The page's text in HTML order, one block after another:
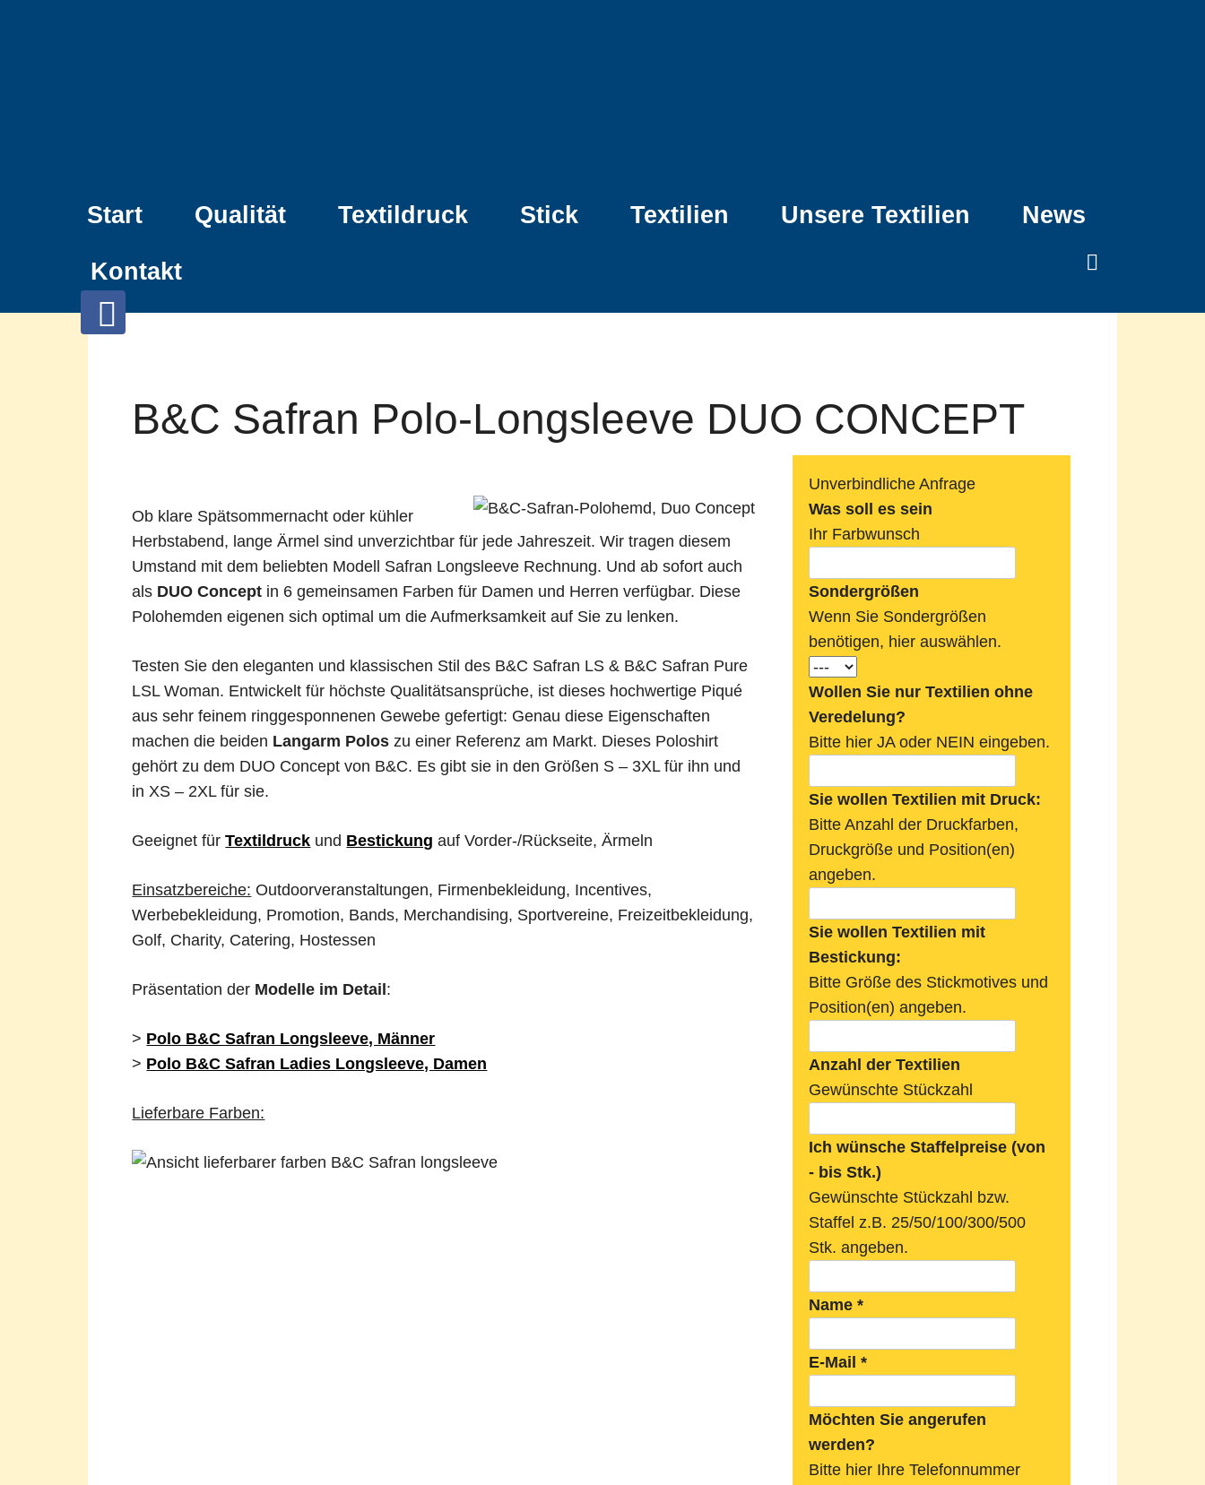
auf
Start Qualität Textildruck Stick Textilien Unsere Textilien News
Kontakt
B&C Safran Polo-Longsleeve DUO CONCEPT
Ob klare Spätsommernacht oder kühler
Herbstabend, lange Ärmel sind unverzichtbar für jede Jahreszeit. Wir tragen diesem
Umstand mit dem beliebten Modell Safran Longsleeve Rechnung. Und ab sofort auch
als DUO Concept in 6 gemeinsamen Farben für Damen und Herren verfügbar. Diese
Polohemden eigenen sich optimal um die Aufmerksamkeit auf Sie zu lenken.
Testen Sie den eleganten und klassischen Stil des B&C Safran LS & B&C Safran Pure
LSL Woman. Entwickelt für höchste Qualitätsansprüche, ist dieses hochwertige Piqué
aus sehr feinem ringgesponnenen Gewebe gefertigt: Genau diese Eigenschaften
machen die beiden Langarm Polos zu einer Referenz am Markt. Dieses Poloshirt
gehört zu dem DUO Concept von B&C. Es gibt sie in den Größen S – 3XL für ihn und
in XS – 2XL für sie.
Geeignet fürTextildruck und Bestickung auf Vorder-/Rückseite, Ärmeln
Einsatzbereiche: Outdoorveranstaltungen, Firmenbekleidung, Incentives,
Werbebekleidung, Promotion, Bands, Merchandising, Sportvereine, Freizeitbekleidung,
Golf, Charity, Catering, Hostessen
Präsentation der Modelle im Detail :
> Polo B&C Safran Longsleeve, Männer
> Polo B&C Safran Ladies Longsleeve, Damen
Lieferbare Farben:
Unverbindliche Anfrage
Was soll es sein
Ihr Farbwunsch
Sondergrößen
Wenn Sie Sondergrößen
benötigen, hier auswählen.
Wollen Sie nur Textilien ohne
Veredelung?
Bitte hier JA oder NEIN eingeben.
Sie wollen Textilien mit Druck:
Bitte Anzahl der Druckfarben,
Druckgröße und Position(en)
angeben.
Sie wollen Textilien mit
Bestickung:
Bitte Größe des Stickmotives und
Position(en) angeben.
Anzahl der Textilien
Gewünschte Stückzahl
Ich wünsche Staffelpreise (von
- bis Stk.)
Gewünschte Stückzahl bzw.
Staffel z.B. 25/50/100/300/500
Stk. angeben.
Name *
E-Mail *
Möchten Sie angerufen
werden?
Bitte hier Ihre Telefonnummer